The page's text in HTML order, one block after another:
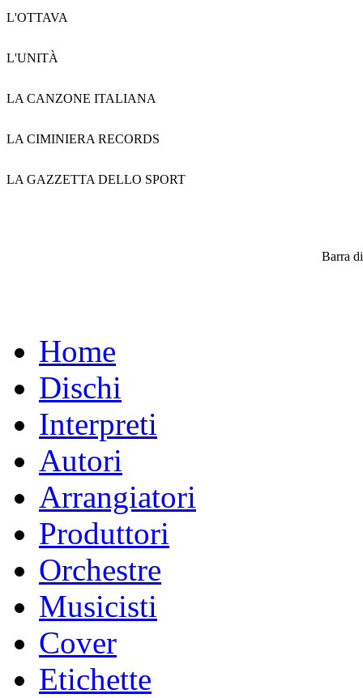
L'OTTAVA
L'UNITÀ
LA CANZONE ITALIANA
LA CIMINIERA RECORDS
LA GAZZETTA DELLO SPORT
Barra
Home
Dischi
Interpreti
Autori
Arrangiatori
Produttori
Orchestre
Musicisti
Cover
Etichette